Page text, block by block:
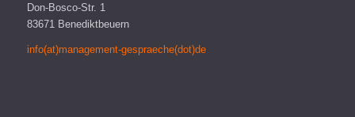
Don-Bosco-Str. 1
83671 Benediktbeuern
info(at)management-gespraeche(dot)de